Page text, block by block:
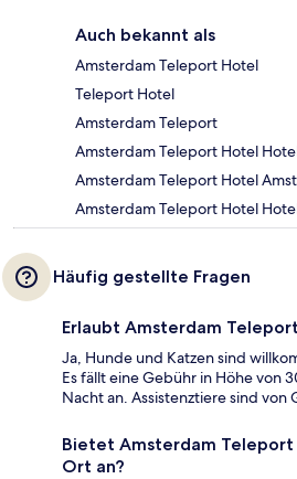
Auch bekannt als
Amsterdam Teleport Hotel
Teleport Hotel
Amsterdam Teleport
Amsterdam Teleport Hotel
Amsterdam Teleport Hotel
Amsterdam Teleport Hotel
Häufig gestellte Fragen
Erlaubt Amsterdam
Ja, Hunde und Katzen sind
Es fällt eine Gebühr in Höhe von
Nacht an. Assistenztiere sind
Bietet Amsterdam
Ort an?